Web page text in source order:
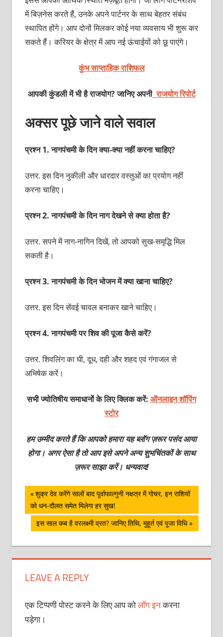
में बिज़नेस करते हैं, उनके अपने पार्टनर के साथ बेहतर संबंध
स्‍थापित होंगे। आप दोनों मिलकर कोई नया व्‍यवसाय भी शुरू कर
सकते हैं। करियर के क्षेत्र में आप नई ऊंचाईयों को छू पाएंगे।
कुंभ साप्ताहिक राशिफल
आपकी कुंडली में भी है राजयोग? जानिए अपनीराजयोग रिपोर्ट
अक्सर पूछे जाने वाले सवाल
प्रश्‍न 1. नागपंचमी के दिन क्‍या-क्‍या नहीं करना चाहिए?
उत्तर. इस दिन नुकीली और धारदार वस्‍तुओं का प्रयोग नहीं
करना चाहिए।
प्रश्‍न 2. नागपंचमी के दिन नाग देखने से क्‍या होता है?
उत्तर. सपने में नाग-नागिन दिखें, तो आपको सुख-समृद्धि मिल
सकती है।
प्रश्‍न 3. नागपंचमी के दिन भोजन में क्‍या खाना चाहिए?
उत्तर. इस दिन सेंवई चावल बनाकर खाने चाहिए।
प्रश्‍न 4. नागपंचमी पर शिव की पूजा कैसे करें?
उत्तर. शिवलिंग का घी, दूध, दही और शहद एवं गंगाजल से
अभिषेक करें।
सभी ज्योतिषीय समाधानों के लिए क्लिक करें: ऑनलाइन शॉपिंग
स्टोर
हम उम्मीद करते हैं कि आपको हमारा यह ब्लॉग ज़रूर पसंद आया
होगा। अगर ऐसा है तो आप इसे अपने अन्य शुभचिंतकों के साथ
ज़रूर साझा करें। धन्यवाद!
पोस्ट
नेविगेशन
Previous
Post:
शुक्र देव करेंगे सालों बाद पूर्वाफाल्गुनी नक्षत्र में गोचर, इन राशियों
को धन-दौलत समेत मिलेगा हर सुख!
Next
Post:
इस साल कब है वरलक्ष्मी व्रत? जानिए तिथि, मुहूर्त एवं पूजा विधि
LEAVE A REPLY
एक टिप्पणी पोस्ट करने के लिए आप कोलॉग इनकरना
पड़ेगा।